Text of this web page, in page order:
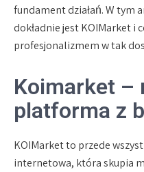
fundament działań. W tym
dokładnie jest KOIMarket i
profesjonalizmem w tak
Koimarket –
platforma z
KOIMarket to przede
internetowa, która skupia